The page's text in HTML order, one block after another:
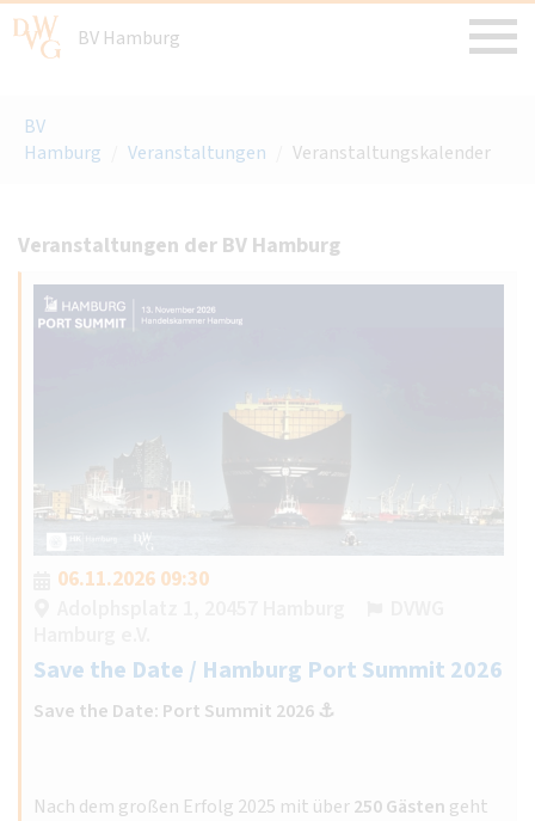
BV Hamburg
BV
Hamburg
Veranstaltungen Veranstaltungskalender
Veranstaltungen der BV Hamburg
06.11.2026 09:30
Save the Date / Hamburg Port Summit 2026
Save the Date: Port Summit 2026 ⚓️
Nach dem großen Erfolg 2025 mit über250 Gästen geht